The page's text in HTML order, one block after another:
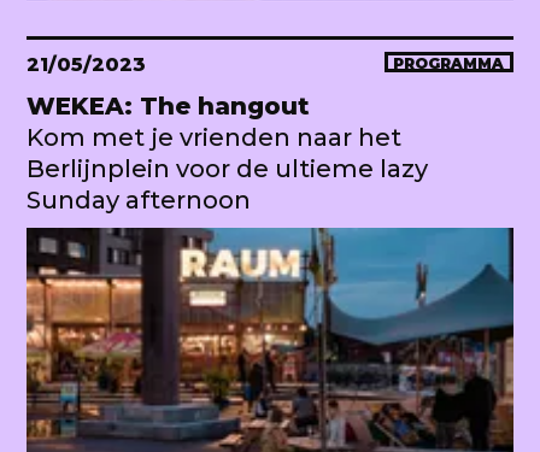
21/05/2023 PROGRAMMA
WEKEA: The hangout
Kom met je vrienden naar het
Berlijnplein voor de ultieme lazy
Sunday afternoon